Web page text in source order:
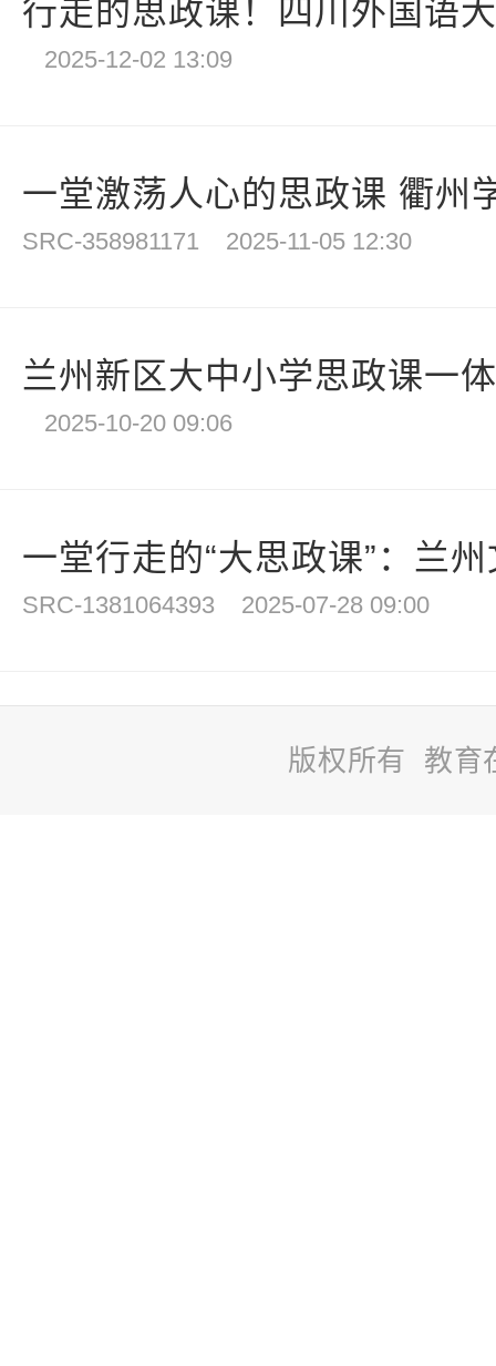
行走的思政课！四川外国语
2025-12-02 13:09
一堂激荡人心的思政课 衢州
SRC-358981171 2025-11-05 12:30
兰州新区大中小学思政课一
2025-10-20 09:06
一堂行走的“大思政课”：兰
SRC-1381064393 2025-07-28 09:00
版权所有 教育